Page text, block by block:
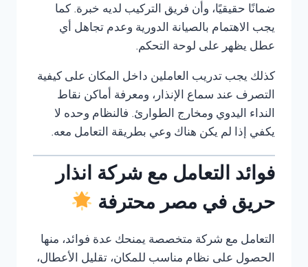
ضمانًا حقيقيًا، وأن فريق التركيب لديه خبرة. كما
يجب الاهتمام بالصيانة الدورية وعدم تجاهل أي
عطل يظهر على لوحة التحكم.
كذلك يجب تدريب العاملين داخل المكان على كيفية
التصرف عند سماع الإنذار، ومعرفة أماكن نقاط
النداء اليدوي ومخارج الطوارئ. فالنظام وحده لا
يكفي إذا لم يكن هناك وعي بطريقة التعامل معه.
فوائد التعامل مع شركة انذار
حريق في مصر محترفة
التعامل مع شركة متخصصة يمنحك عدة فوائد، منها
الحصول على نظام مناسب للمكان، تقليل الأعطال،